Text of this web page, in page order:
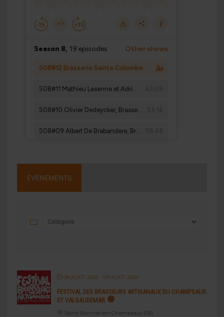
ÉVÉNEMENTS
08 AOÛT 2026- 09 AOÛT 2026
FESTIVAL DES BRASSEURS ARTISANAUX DU CHAMPSAUR
ET VALGAUDEMAR
Saint-Bonnet-en-Champsaur (05)